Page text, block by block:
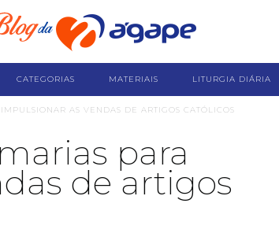
CATEGORIAS MATERIAIS LITURGIA DIÁRIA
AS VENDAS DE ARTIGOS CATÓLICOS
para
de artigos